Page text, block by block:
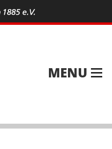
MENU